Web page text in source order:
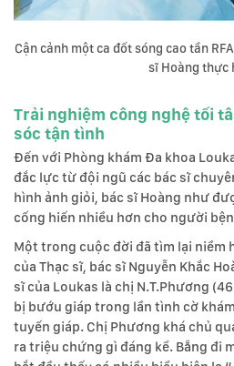
Cận cảnh một ca đốt sóng cao tần
sĩ Hoàng thực
Trải nghiệm công nghệ tối
sóc tận tình
Đến với Phòng khám Đa khoa
đắc lực từ đội ngũ các bác sĩ
hình ảnh giỏi, bác sĩ Hoàng như
cống hiến nhiều hơn cho người
Một trong cuộc đời đã tìm lại niềm
của Thạc sĩ, bác sĩ Nguyễn Khắc
sĩ của Loukas là chị N.T.Phương
bị bướu giáp trong lần tình cờ
tuyến giáp. Chị Phương khá chủ
ra triệu chứng gì đáng kể. Bẵng đi